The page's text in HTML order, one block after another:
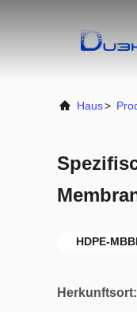
Haus>
HDPE-
Herkunftsort: